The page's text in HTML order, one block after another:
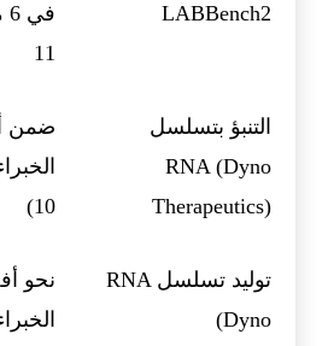
LABBench2
11
التنبؤ بتسلسل
RNA (Dyno
Therapeutics)
10)
توليد تسلسل RNA
(Dyno